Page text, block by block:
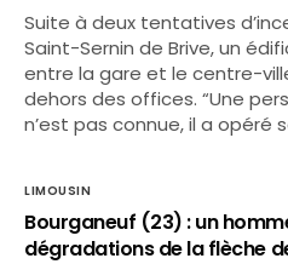
Suite à deux tentatives
Saint-Sernin de Brive, un
entre la gare et le centre-
dehors des offices. “Une
n’est pas connue, il a opéré
LIMOUSIN
Bourganeuf (23) : un
dégradations de la flèche